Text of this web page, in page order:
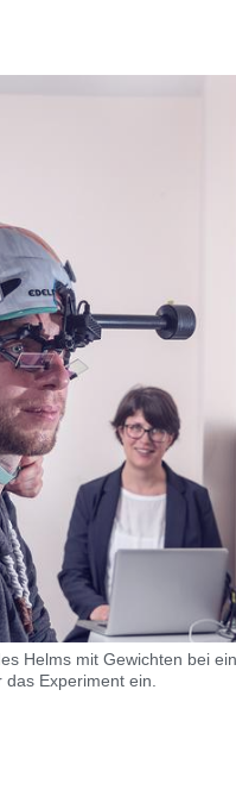
Helms mit Gewichten bei
Experiment ein.